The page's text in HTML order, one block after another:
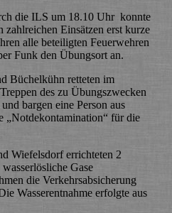
die ILS um 18.10 Uhr konnte
zahlreichen Einsätzen erst kurze
alle beteiligten Feuerwehren
Funk den Übungsort an.
Büchelkühn retteten im
des zu Übungszwecken
bargen eine Person aus
„Notdekontamination“ für die
Wiefelsdorf errichteten 2
Gase
die Verkehrsabsicherung
Wasserentnahme erfolgte aus